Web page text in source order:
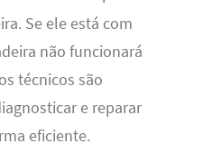
Se ele está com
não funcionará
técnicos são
e reparar
eficiente.